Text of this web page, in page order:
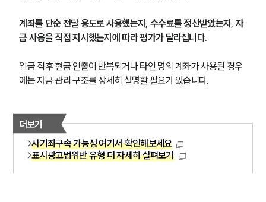
계좌를 단순 전달 용도로 사용했는지, 수수료를 정산받았는지, 자
금 사용을 직접 지시했는지에 따라 평가가 달라집니다.
입금 직후 현금 인출이 반복되거나 타인 명의 계좌가 사용된 경우
에는 자금 관리 구조를 상세히 설명할 필요가 있습니다.
더보기
사기죄구속 가능성 여기서 확인해보세요
표시광고법위반 유형 더 자세히 살펴보기